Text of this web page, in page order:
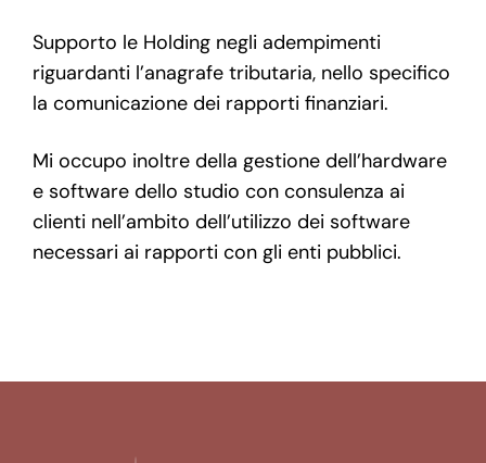
Supporto le Holding negli adempimenti
riguardanti l’anagrafe tributaria, nello specifico
la comunicazione dei rapporti finanziari.
Mi occupo inoltre della gestione dell’hardware
e software dello studio con consulenza ai
clienti nell’ambito dell’utilizzo dei software
necessari ai rapporti con gli enti pubblici.